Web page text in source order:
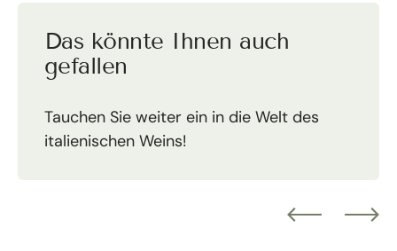
Das könnte Ihnen auch
gefallen
Tauchen Sie weiter ein in die Welt des
italienischen Weins!